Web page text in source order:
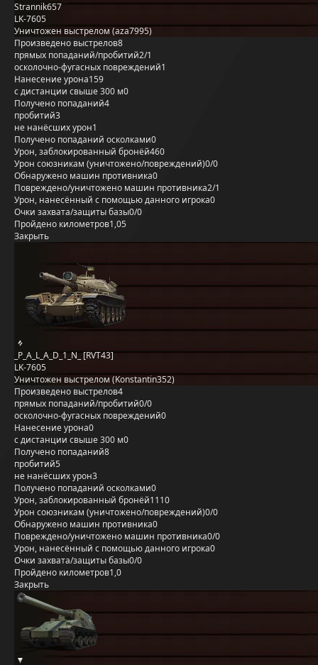
Strannik657
LK-7605
Уничтожен выстрелом (aza7995)
Произведено выстрелов8
прямых попаданий/пробитий2/1
осколочно-фугасных повреждений1
Нанесение урона159
с дистанции свыше 300 м0
Получено попаданий4
пробитий3
не нанёсших урон1
Получено попаданий осколками0
Урон, заблокированный бронёй460
Урон союзникам (уничтожено/повреждений)0/0
Обнаружено машин противника0
Повреждено/уничтожено машин противника2/1
Урон, нанесённый с помощью данного игрока0
Очки захвата/защиты базы0/0
Пройдено километров1,05
Закрыть
_P_A_L_A_D_1_N_ [RVT43]
LK-7605
Уничтожен выстрелом (Konstantin352)
Произведено выстрелов4
прямых попаданий/пробитий0/0
осколочно-фугасных повреждений0
Нанесение урона0
с дистанции свыше 300 м0
Получено попаданий8
пробитий5
не нанёсших урон3
Получено попаданий осколками0
Урон, заблокированный бронёй1110
Урон союзникам (уничтожено/повреждений)0/0
Обнаружено машин противника0
Повреждено/уничтожено машин противника0/0
Урон, нанесённый с помощью данного игрока0
Очки захвата/защиты базы0/0
Пройдено километров1,0
Закрыть